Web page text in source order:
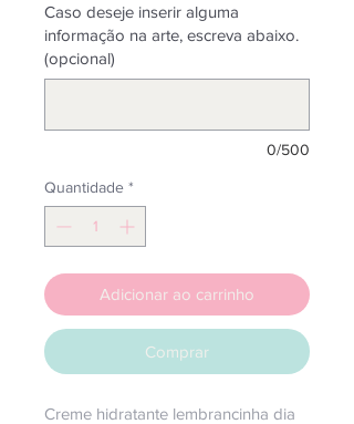
Caso deseje inserir alguma
informação na arte, escreva abaixo.
(opcional)
0/500
Quantidade *
Adicionar ao carrinho
Comprar
Creme hidratante lembrancinha dia